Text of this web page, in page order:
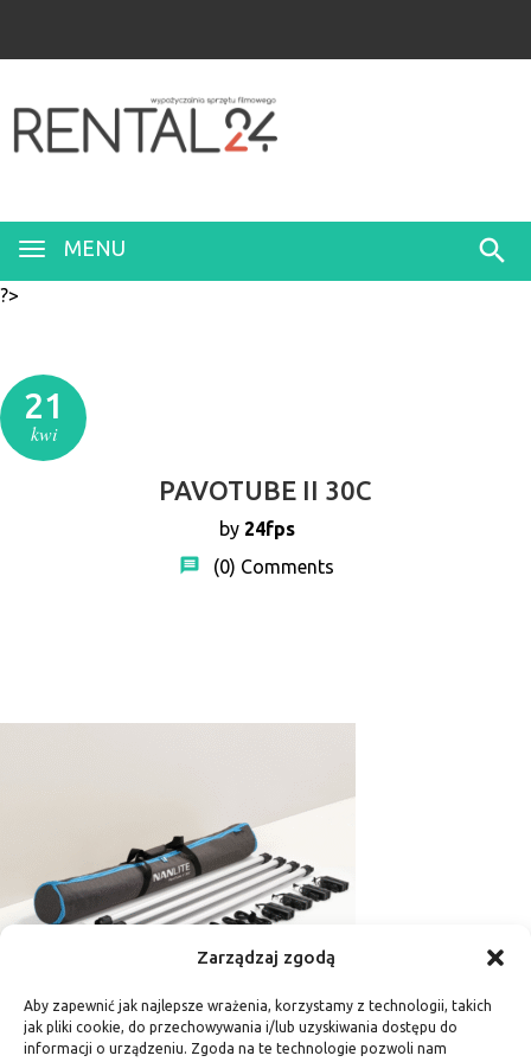
Zarządzaj zgodą
Aby zapewnić jak najlepsze wrażenia, korzystamy z technologii, takich
jak pliki cookie, do przechowywania i/lub uzyskiwania dostępu do
informacji o urządzeniu. Zgoda na te technologie pozwoli nam
MENU
?>
21
kwi
PAVOTUBE II 30C
by 24fps
(0) Comments
Pavotube II 30C – 4 szt